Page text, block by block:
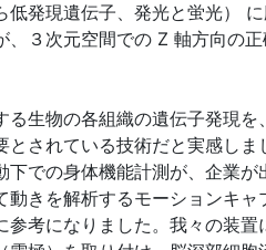
低発現遺伝子、発光と蛍光）
、３次元空間での Z 軸方向の
る生物の各組織の遺伝子発現
されている技術だと実感しま
下での身体機能計測が、企業
動きを解析するモーションキ
参考になりました。我々の装